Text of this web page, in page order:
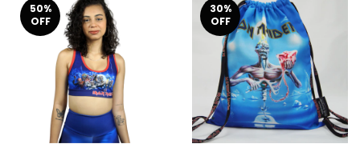
50%
OFF
30%
OFF